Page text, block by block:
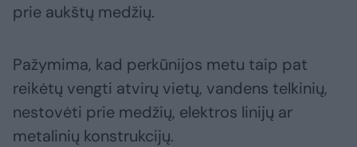
prie aukštų medžių.
Pažymima, kad perkūnijos metu taip pat
reikėtų vengti atvirų vietų, vandens telkinių,
nestovėti prie medžių, elektros linijų ar
metalinių konstrukcijų.